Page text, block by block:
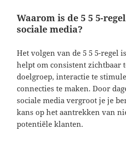
Waarom is de 5 5 5-
sociale media?
Het volgen van de 5 5 5-regel
helpt om consistent zichtbaar
doelgroep, interactie te
connecties te maken. Door
sociale media vergroot je je
kans op het aantrekken van
potentiële klanten.